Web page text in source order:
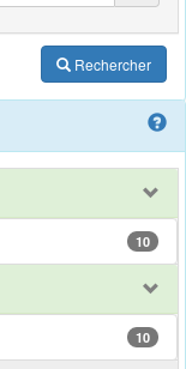
Rechercher
10
10